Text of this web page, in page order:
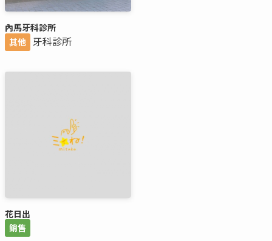
內馬牙科診所
其他 牙科診所
花日出
銷售